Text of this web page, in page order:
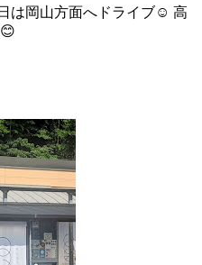
は岡山方面へドライブ☺️ 高